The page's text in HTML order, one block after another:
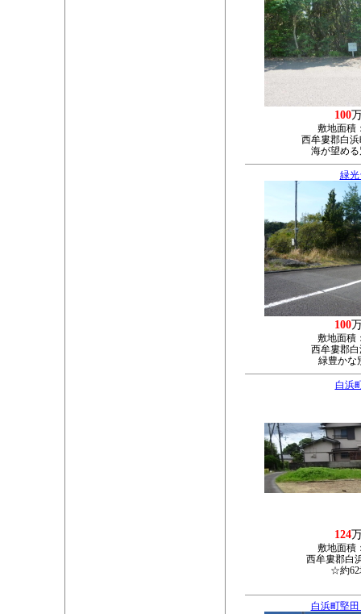
100
敷地面積
西牟婁郡白浜
海が望め
緑光
100
敷地面積
西牟婁郡白
緑豊かな
白浜
124
敷地面積
西牟婁郡白
☆約
白浜町堅